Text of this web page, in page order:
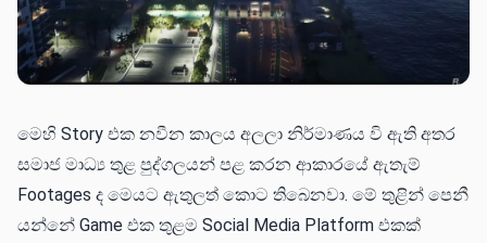
මෙහි Story එක නවීන කාලය අලලා නිර්මාණය වි ඇති අතර
සමාජ මාධ්‍ය තුළ පුද්ගලයන් පළ කරන ආකාරයේ ඇතැම්
Footages ද මෙයට ඇතුලත් කොට තිබෙනවා. මේ තුළින් පෙනී
යන්නේ Game එක තුළම Social Media Platform එකක්